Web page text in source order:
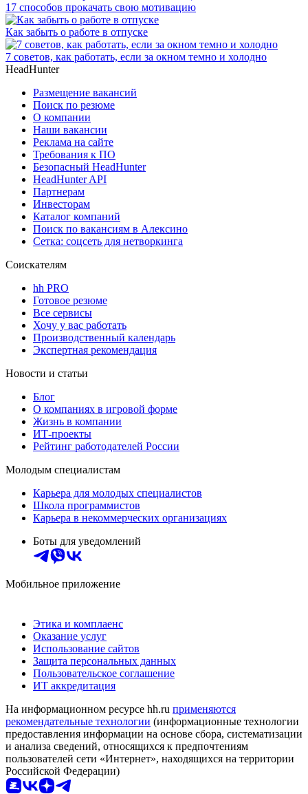
17 способов прокачать свою мотивацию
Как забыть о работе в отпуске
7 советов, как работать, если за окном темно и холодно
HeadHunter
Размещение вакансий
Поиск по резюме
О компании
Наши вакансии
Реклама на сайте
Требования к ПО
Безопасный HeadHunter
HeadHunter API
Партнерам
Инвесторам
Каталог компаний
Поиск по вакансиям в Алексино
Сетка: соцсеть для нетворкинга
Соискателям
hh PRO
Готовое резюме
Все сервисы
Хочу у вас работать
Производственный календарь
Экспертная рекомендация
Новости и статьи
Блог
О компаниях в игровой форме
Жизнь в компании
ИТ-проекты
Рейтинг работодателей России
Молодым специалистам
Карьера для молодых специалистов
Школа программистов
Карьера в некоммерческих организациях
Боты для уведомлений
Мобильное приложение
Этика и комплаенс
Оказание услуг
Использование сайтов
Защита персональных данных
Пользовательское соглашение
ИТ аккредитация
На информационном ресурсе hh.ru применяются
рекомендательные технологии (информационные технологии
предоставления информации на основе сбора, систематизации
и анализа сведений, относящихся к предпочтениям
пользователей сети «Интернет», находящихся на территории
Российской Федерации)